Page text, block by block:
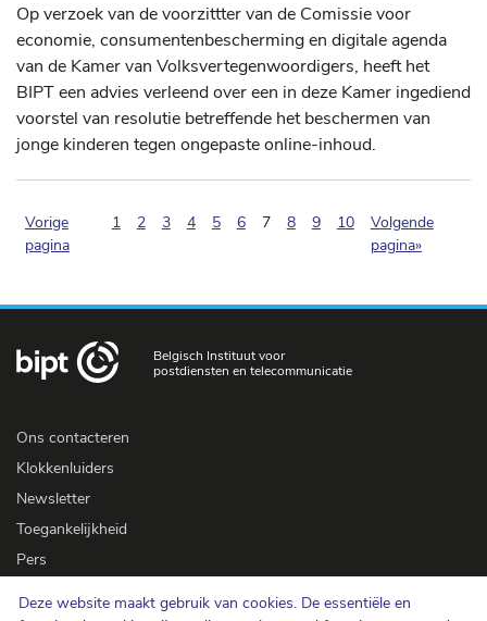
Deze website maakt gebruik van cookies. De essentiële en
Op verzoek van de voorzittter van de Comissie voor
economie, consumentenbescherming en digitale agenda
van de Kamer van Volksvertegenwoordigers, heeft het
BIPT een advies verleend over een in deze Kamer ingediend
voorstel van resolutie betreffende het beschermen van
jonge kinderen tegen ongepaste online-inhoud.
Vorige
pagina
1 2 3 4 5 6 7(pagination.current)
8 9 10
Volgende
pagina»
Belgisch Instituut voor
postdiensten en telecommunicatie
Ons contacteren
Klokkenluiders
Newsletter
Toegankelijkheid
Pers